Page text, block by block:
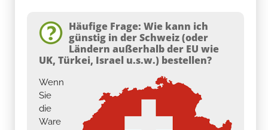
Häufige Frage: Wie kann ich
günstig in der Schweiz (oder
Ländern außerhalb der EU wie
UK, Türkei, Israel u.s.w.) bestellen?
Wenn
Sie
die
Ware